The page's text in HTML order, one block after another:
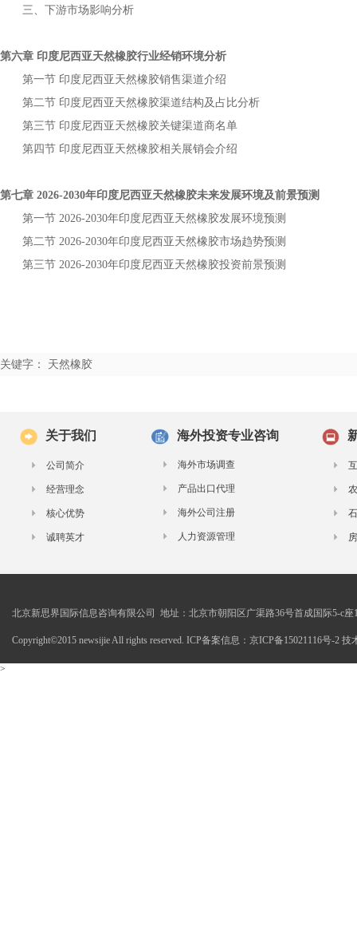
三、下游市场影响分析
第六章 印度尼西亚天然橡胶行业经销环境分析
第一节 印度尼西亚天然橡胶销售渠道介绍
第二节 印度尼西亚天然橡胶渠道结构及占比分析
第三节 印度尼西亚天然橡胶关键渠道商名单
第四节 印度尼西亚天然橡胶相关展销会介绍
第七章 2026-2030年印度尼西亚天然橡胶未来发展环境及前景预测
第一节 2026-2030年印度尼西亚天然橡胶发展环境预测
第二节 2026-2030年印度尼西亚天然橡胶市场趋势预测
第三节 2026-2030年印度尼西亚天然橡胶投资前景预测
关键字： 天然橡胶
关于我们
公司简介
经营理念
核心优势
诚聘英才
海外投资专业咨询
海外市场调查
产品出口代理
海外公司注册
人力资源管理
北京新思界国际信息咨询有限公司 地址：北京市朝阳区广渠路36号首成国际5-c座
Copyright©2015 newsijie All rights reserved. ICP备案信息：京ICP备15021116号-2 技
>